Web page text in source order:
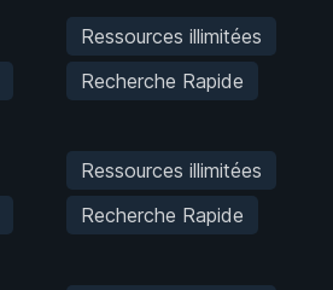
Ressources illimitées
Recherche Rapide
Ressources illimitées
Recherche Rapide